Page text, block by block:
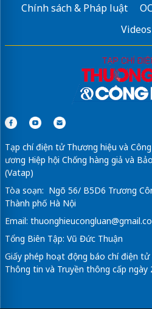
Chính sách & Pháp luật
Videos
Tạp chí điện tử Thương hiệu và
ương Hiệp hội Chống hàng giả và
(Vatap)
Tòa soạn: Ngõ 56/ B5D6 Trương
Thành phố Hà Nội
Email:
Tổng Biên Tập: Vũ Đức Thuận
Giấy phép hoạt động báo chí điện
Thông tin và Truyền thông cấp ngày